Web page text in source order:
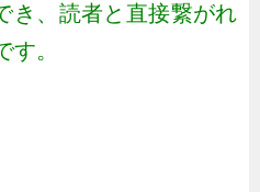
き、読者と直接繋がれ
。